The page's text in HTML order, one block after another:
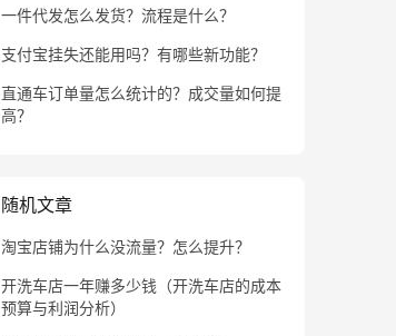
一件代发怎么发货？流程是什么？
支付宝挂失还能用吗？有哪些新功能？
直通车订单量怎么统计的？成交量如何提
高？
随机文章
淘宝店铺为什么没流量？怎么提升？
开洗车店一年赚多少钱（开洗车店的成本
预算与利润分析）